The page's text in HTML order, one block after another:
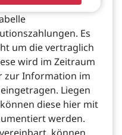
Es
um die vertraglich
wird im Zeitraum
zur Information im
Liegen
diese hier mit
werden.